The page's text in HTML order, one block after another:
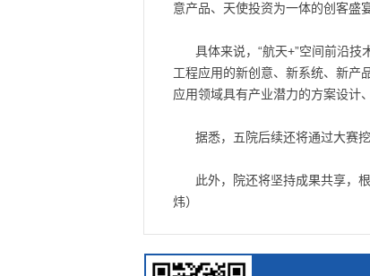
意产品、天使投资为一体的创客盛
具体来说，“航天+”空间前沿
工程应用的新创意、新系统、新产
应用领域具有产业潜力的方案设计
据悉，五院后续还将通过大赛
此外，院还将坚持成果共享，
炜）